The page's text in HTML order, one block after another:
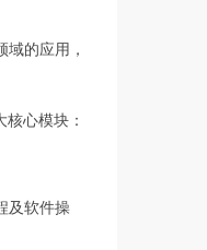
的应用，
心模块：
及软件操